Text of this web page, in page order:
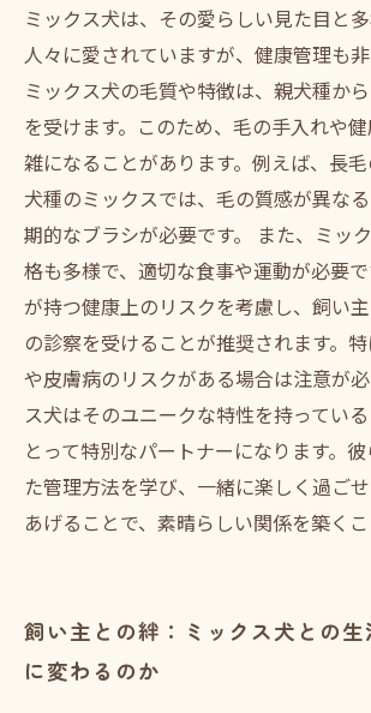
ミックス犬は、その愛らしい見た目と
人々に愛されていますが、健康管理も非
ミックス犬の毛質や特徴は、親犬種か
を受けます。このため、毛の手入れや
雑になることがあります。例えば、長
犬種のミックスでは、毛の質感が異な
期的なブラシが必要です。 また、ミッ
格も多様で、適切な食事や運動が必要
が持つ健康上のリスクを考慮し、飼い
の診察を受けることが推奨されます。
や皮膚病のリスクがある場合は注意が
ス犬はそのユニークな特性を持ってい
とって特別なパートナーになります。
た管理方法を学び、一緒に楽しく過ご
あげることで、素晴らしい関係を築くこ
飼い主との絆：ミックス犬との生
に変わるのか